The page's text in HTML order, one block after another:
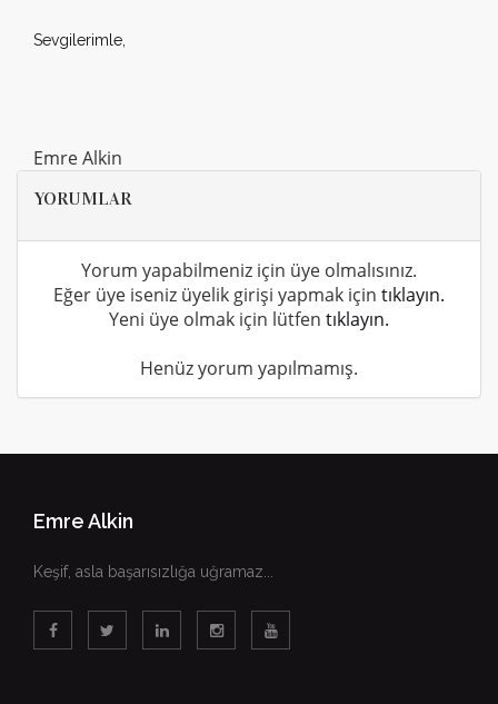
Sevgilerimle,
Emre Alkin
YORUMLAR
Yorum yapabilmeniz için üye olmalısınız.
Eğer üye iseniz üyelik girişi yapmak için tıklayın.
Yeni üye olmak için lütfen tıklayın.
Henüz yorum yapılmamış.
Emre Alkin
Keşif, asla başarısızlığa uğramaz...